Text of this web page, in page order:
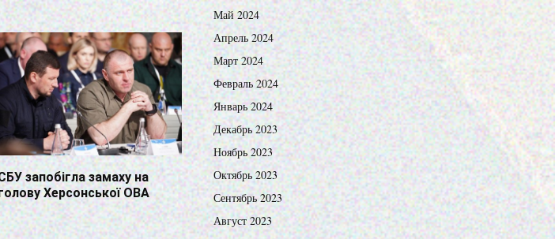
запобігла замаху на
Херсонської ОВА
Май 2024
Апрель 2024
Март 2024
Февраль 2024
Январь 2024
Декабрь 2023
Ноябрь 2023
Октябрь 2023
Сентябрь 2023
Август 2023